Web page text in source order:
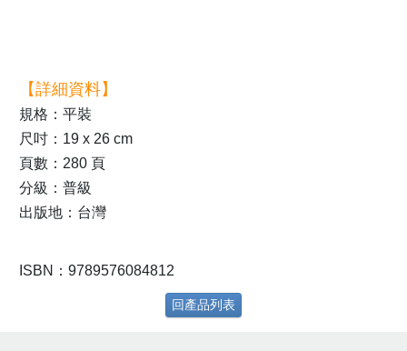
【詳細資料】
規格：平裝
尺吋：19 x 26 cm
頁數：280 頁
分級：普級
出版地：台灣
ISBN：9789576084812
回產品列表